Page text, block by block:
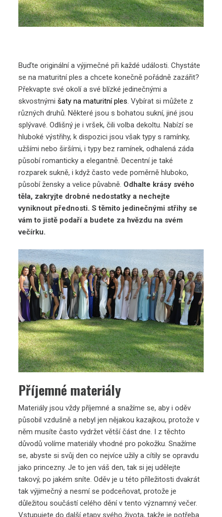
Buďte originální a výjimečné při každé události. Chystáte
se na maturitní ples a chcete konečně pořádně zazářit?
Překvapte své okolí a své blízké jedinečnými a
skvostnýmišaty na maturitní ples. Vybírat si můžete z
různých druhů. Některé jsou s bohatou sukní, jiné jsou
splývavé. Odlišný je i vršek, čili volba dekoltu. Nabízí se
hluboké výstřihy, k dispozici jsou však typy s ramínky,
užšími nebo širšími, i typy bez ramínek, odhalená záda
působí romanticky a elegantně. Decentní je také
rozparek sukně, i když často vede poměrně hluboko,
působí žensky a velice půvabně. Odhalte krásy svého
těla, zakryjte drobné nedostatky a nechejte
vyniknout přednosti. S těmito jedinečnými střihy se
vám to jistě podaří a budete za hvězdu na svém
večírku.
Příjemné materiály
Materiály jsou vždy příjemné a snažíme se, aby i oděv
působil vzdušně a nebyl jen nějakou kazajkou, protože v
něm musíte často vydržet větší část dne. I z těchto
důvodů volíme materiály vhodné pro pokožku. Snažíme
se, abyste si svůj den co nejvíce užily a cítily se opravdu
jako princezny. Je to jen váš den, tak si jej udělejte
takový, po jakém sníte. Oděv je u této příležitosti dvakrát
tak výjimečný a nesmí se podceňovat, protože je
důležitou součástí celého dění v tento významný večer.
Vstupujete do další etapy svého života, takže je potřeba